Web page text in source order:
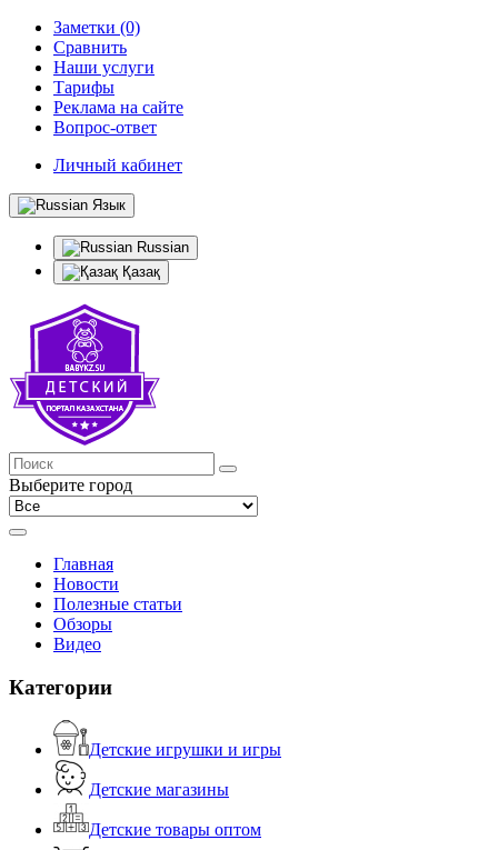
Заметки (0)
Сравнить
Наши услуги
Тарифы
Реклама на сайте
Вопрос-ответ
Личный кабинет
Язык
Russian
Қазақ
Выберите город
Главная
Новости
Полезные статьи
Обзоры
Видео
Категории
Детские игрушки и игры
Детские магазины
Детские товары оптом